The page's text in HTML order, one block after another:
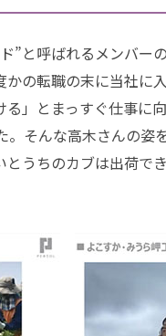
”と呼ばれるメンバー
の転職の末に当社に
」とまっすぐ仕事に
そんな高木さんの姿
うちのカブは出荷で